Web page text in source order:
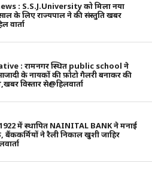
: S.S.J.University को मिला नया
के लिए राज्यपाल ने की संस्तुति खबर
वार्ता
: रामनगर स्थित public school ने
के नायकों की फ़ोटो गैलरी बनाकर की
विस्तार से@हिलवार्ता
में स्थापित NAINITAL BANK ने मनाई
बैंककर्मियों ने रैली निकाल खुशी जाहिर